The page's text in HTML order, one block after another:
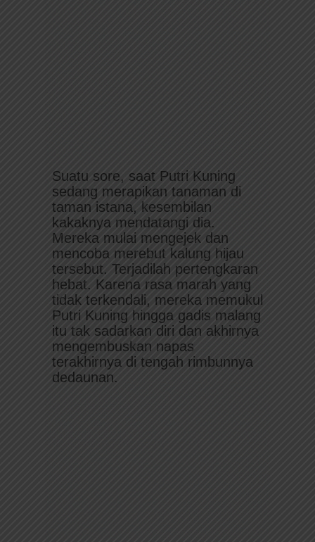
Suatu sore, saat Putri Kuning
sedang merapikan tanaman di
taman istana, kesembilan
kakaknya mendatangi dia.
Mereka mulai mengejek dan
mencoba merebut kalung hijau
tersebut. Terjadilah pertengkaran
hebat. Karena rasa marah yang
tidak terkendali, mereka memukul
Putri Kuning hingga gadis malang
itu tak sadarkan diri dan akhirnya
mengembuskan napas
terakhirnya di tengah rimbunnya
dedaunan.